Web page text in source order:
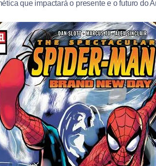
que impactará o presente e o futuro do